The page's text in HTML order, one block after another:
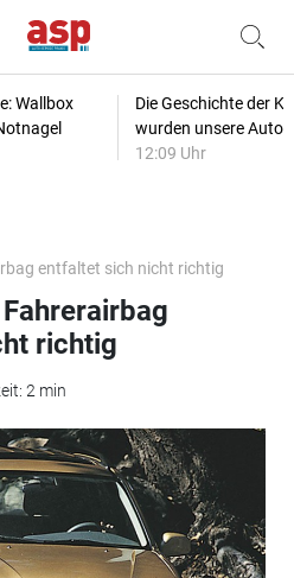
Wallbox
Die Geschichte der
wurden unsere
12:09 Uhr
entfaltet sich nicht richtig
richtig
2 min